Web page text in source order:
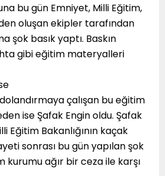
bu gün Emniyet, Milli Eğitim,
oluşan ekipler tarafından
şok basık yaptı. Baskın
gibi eğitim materyalleri
çalışan bu eğitim
ise Şafak Engin oldu. Şafak
Eğitim Bakanlığının kaçak
sonrası bu gün yapılan şok
kurumu ağır bir ceza ile karşı